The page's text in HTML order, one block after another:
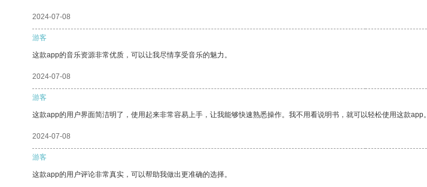
2024-07-08
游客
这款app的音乐资源非常优质，可以让我尽情享受音乐的魅力。
2024-07-08
游客
这款app的用户界面简洁明了，使用起来非常容易上手，让我能够快速熟悉操作。我不用看说明书，就可以轻松使用这款app。
2024-07-08
游客
这款app的用户评论非常真实，可以帮助我做出更准确的选择。